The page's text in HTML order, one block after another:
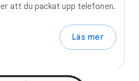
att du packat upp telefonen.
Läs mer